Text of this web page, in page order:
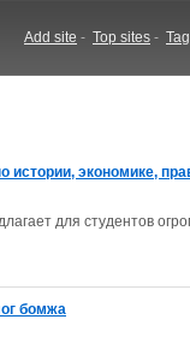
Add site - Top sites -
истории, экономике,
для студентов
бомжа